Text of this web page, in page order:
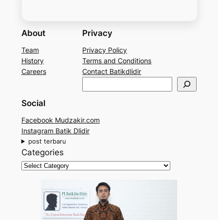
About
Team
History
Careers
Privacy
Privacy Policy
Terms and Conditions
Contact Batikdlidir
e
c
h
Social
Facebook Mudzakir.com
Instagram Batik Dlidir
post terbaru
Categories